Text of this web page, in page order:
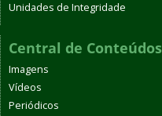
Unidades de Integridade
Central de Conteúdos
Imagens
Vídeos
Periódicos